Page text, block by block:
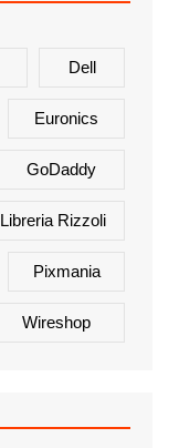
Dell
Euronics
GoDaddy
Libreria Rizzoli
Pixmania
Wireshop